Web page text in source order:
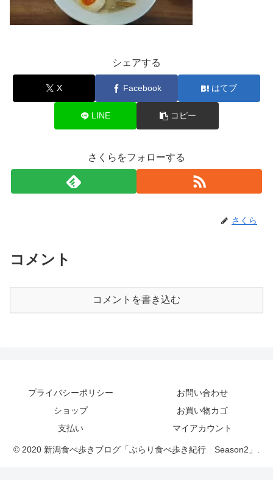
シェアする
X Facebook はてブ
LINE コピー
さくらをフォローする
さくら
コメント
コメントを書き込む
プライバシーポリシー
お問い合わせ
ショップ
お買い物カゴ
支払い
マイアカウント
© 2020 新潟食べ歩きブログ「ぶらり食べ歩き紀行 Season2」.